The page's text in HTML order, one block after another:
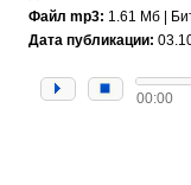
Файл mp3: 1.61 Мб |
Дата публикации:
00:00